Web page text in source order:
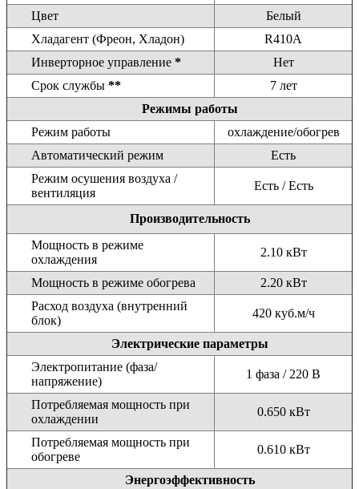
Цвет
Белый
Хладагент (Фреон, Хладон)
R410A
Инверторное управление *
Нет
Срок службы **
7 лет
Режимы работы
Режим работы
охлаждение/обогрев
Автоматический режим
Есть
Режим осушения воздуха /
вентиляция
Есть / Есть
Производительность
Мощность в режиме
охлаждения
2.10 кВт
Мощность в режиме обогрева
2.20 кВт
Расход воздуха (внутренний
блок)
420 куб.м/ч
Электрические параметры
Электропитание (фаза/
напряжение)
1 фаза / 220 В
Потребляемая мощность при
охлаждении
0.650 кВт
Потребляемая мощность при
обогреве
0.610 кВт
Энергоэффективность